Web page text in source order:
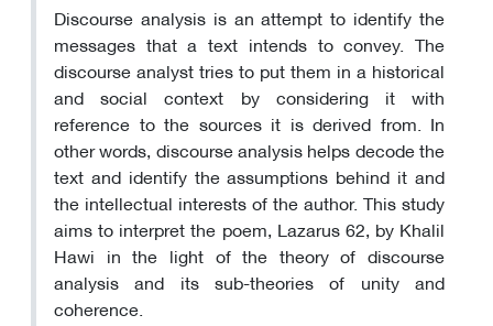
Discourse analysis is an attempt to identify the
messages that a text intends to convey. The
discourse analyst tries to put them in a historical
and social context by considering it with
reference to the sources it is derived from. In
other words, discourse analysis helps decode the
text and identify the assumptions behind it and
the intellectual interests of the author. This study
aims to interpret the poem, Lazarus 62, by Khalil
Hawi in the light of the theory of discourse
analysis and its sub-theories of unity and
coherence.